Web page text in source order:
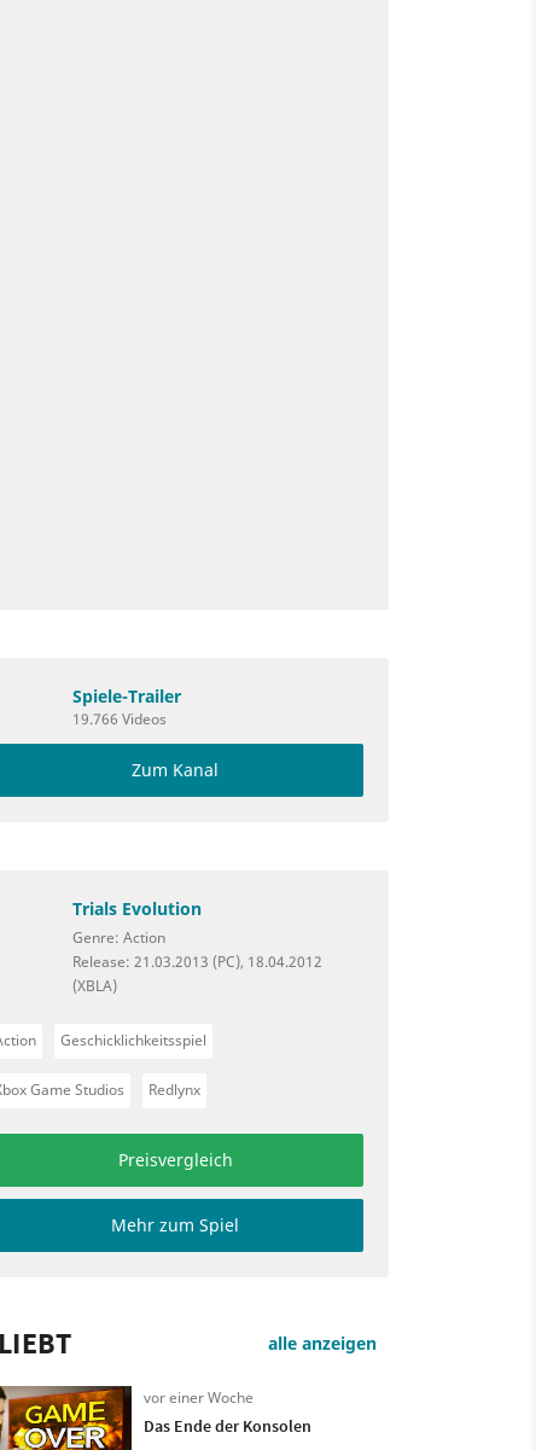
Spiele-Trailer
19.766 Videos
Zum Kanal
Trials Evolution
Genre: Action
Release: 21.03.2013 (PC), 18.04.2012
(XBLA)
Geschicklichkeitsspiel
Game Studios Redlynx
Preisvergleich
Mehr zum Spiel
alle anzeigen
vor einer Woche
Das Ende der Konsolen